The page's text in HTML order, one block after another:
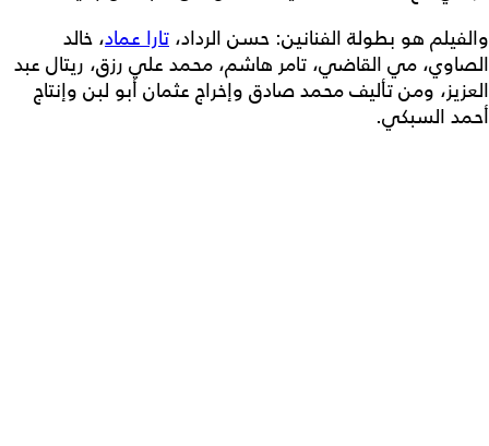
والفيلم هو بطولة الفنانين: حسن الرداد، تارا عماد، خالد
الصاوي، مي القاضي، تامر هاشم، محمد علي رزق، ريتال عبد
العزيز، ومن تأليف محمد صادق وإخراج عثمان أبو لبن وإنتاج
أحمد السبكي.